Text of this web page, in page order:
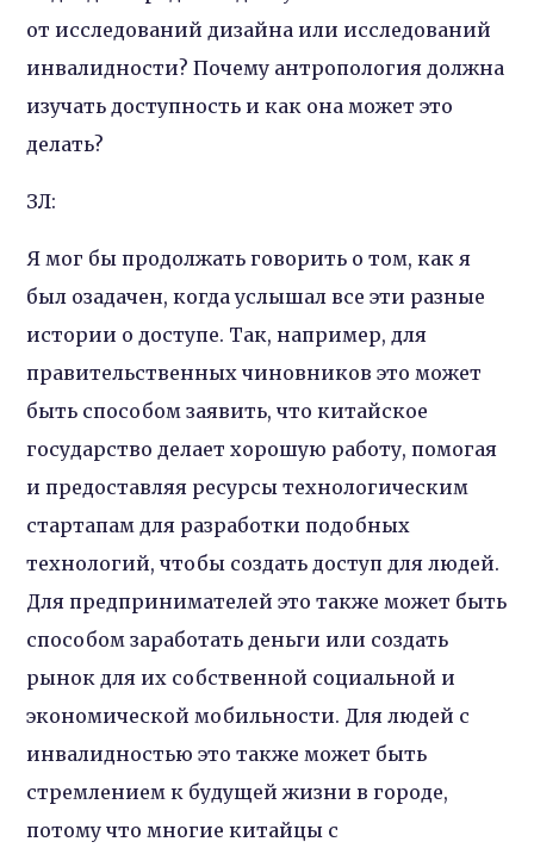
от исследований дизайна или исследований
инвалидности? Почему антропология должна
изучать доступность и как она может это
делать?
ЗЛ:
Я мог бы продолжать говорить о том, как я
был озадачен, когда услышал все эти разные
истории о доступе. Так, например, для
правительственных чиновников это может
быть способом заявить, что китайское
государство делает хорошую работу, помогая
и предоставляя ресурсы технологическим
стартапам для разработки подобных
технологий, чтобы создать доступ для людей.
Для предпринимателей это также может быть
способом заработать деньги или создать
рынок для их собственной социальной и
экономической мобильности. Для людей с
инвалидностью это также может быть
стремлением к будущей жизни в городе,
потому что многие китайцы с